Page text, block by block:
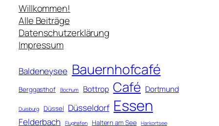
c
h
e
n
Willkommen!
Alle Beiträge
Datenschutzerklärung
Impressum
Baldeneysee Bauernhofcafé
Berggasthof Bochum Bottrop Café Dortmund
Duisburg Düssel Düsseldorf Essen
Felderbach Flughafen Haltern am See Harkortsee